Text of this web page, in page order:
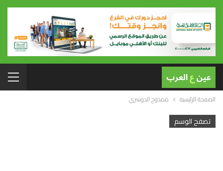
الصفحة الرئيسية ممدوح الدوسري
تصفح الوسم